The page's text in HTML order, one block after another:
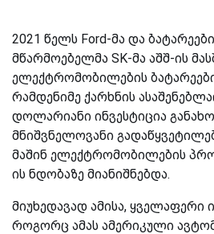
2021 წელს Ford-მა და
მწარმოებელმა SK-მა აშშ-ის
ელექტრომობილების
რამდენიმე ქარხნის
დოლარიანი ინვესტიცია
მნიშვნელოვანი
მაშინ ელექტრომობილების
ის ნდობაზე მიანიშნებდა.
მიუხედავად ამისა, ყველაფერი
როგორც ამას ამერიკული